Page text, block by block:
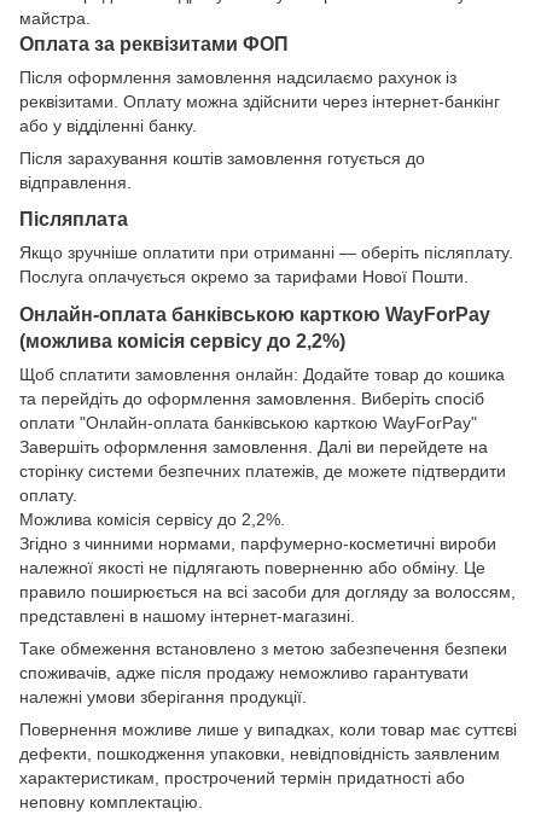
майстра.
Оплата за реквізитами ФОП
Після оформлення замовлення надсилаємо рахунок із
реквізитами. Оплату можна здійснити через інтернет-банкінг
або у відділенні банку.
Після зарахування коштів замовлення готується до
відправлення.
Післяплата
Якщо зручніше оплатити при отриманні — оберіть післяплату.
Послуга оплачується окремо за тарифами Нової Пошти.
Онлайн-оплата банківською карткою WayForPay
(можлива комісія сервісу до 2,2%)
Щоб сплатити замовлення онлайн: Додайте товар до кошика
та перейдіть до оформлення замовлення. Виберіть спосіб
оплати "Онлайн-оплата банківською карткою WayForPay"
Завершіть оформлення замовлення. Далі ви перейдете на
сторінку системи безпечних платежів, де можете підтвердити
оплату.
Можлива комісія сервісу до 2,2%.
Згідно з чинними нормами, парфумерно-косметичні вироби
належної якості не підлягають поверненню або обміну. Це
правило поширюється на всі засоби для догляду за волоссям,
представлені в нашому інтернет-магазині.
Таке обмеження встановлено з метою забезпечення безпеки
споживачів, адже після продажу неможливо гарантувати
належні умови зберігання продукції.
Повернення можливе лише у випадках, коли товар має суттєві
дефекти, пошкодження упаковки, невідповідність заявленим
характеристикам, прострочений термін придатності або
неповну комплектацію.